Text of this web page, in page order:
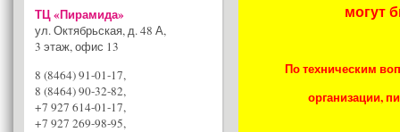
ТЦ «Пирамида»
ул. Октябрьская, д. 48 А,
3 этаж, офис 13
8 (8464) 91-01-17,
8 (8464) 90-32-82,
+7 927 614-01-17,
+7 927 269-98-95,
могут
По техническим
организации,